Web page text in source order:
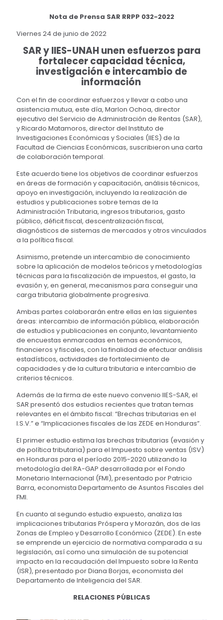
Nota de Prensa SAR RRPP 032-2022
Viernes 24 de junio de 2022
SAR y IIES-UNAH unen esfuerzos para
fortalecer capacidad técnica,
investigación e intercambio de
información
Con el fin de coordinar esfuerzos y llevar a cabo una
asistencia mutua, este día, Marlon Ochoa, director
ejecutivo del Servicio de Administración de Rentas (SAR),
y Ricardo Matamoros, director del Instituto de
Investigaciones Económicas y Sociales (IIES) de la
Facultad de Ciencias Económicas, suscribieron una carta
de colaboración temporal.
Este acuerdo tiene los objetivos de coordinar esfuerzos
en áreas de formación y capacitación, análisis técnicos,
apoyo en investigación, incluyendo la realización de
estudios y publicaciones sobre temas de la
Administración Tributaria, ingresos tributarios, gasto
público, déficit fiscal, descentralización fiscal,
diagnósticos de sistemas de mercados y otros vinculados
a la política fiscal.
Asimismo, pretende un intercambio de conocimiento
sobre la aplicación de modelos teóricos y metodologías
técnicas para la fiscalización de impuestos, el gasto, la
evasión y, en general, mecanismos para conseguir una
carga tributaria globalmente progresiva.
Ambas partes colaborarán entre ellas en las siguientes
áreas: intercambio de información pública, elaboración
de estudios y publicaciones en conjunto, levantamiento
de encuestas enmarcadas en temas económicos,
financieros y fiscales, con la finalidad de efectuar análisis
estadísticos, actividades de fortalecimiento de
capacidades y de la cultura tributaria e intercambio de
criterios técnicos.
Además de la firma de este nuevo convenio IIES-SAR, el
SAR presentó dos estudios recientes que tratan temas
relevantes en el ámbito fiscal: “Brechas tributarias en el
I.S.V.” e “Implicaciones fiscales de las ZEDE en Honduras”.
El primer estudio estima las brechas tributarias (evasión y
de política tributaria) para el Impuesto sobre ventas (ISV)
en Honduras para el período 2015-2020 utilizando la
metodología del RA-GAP desarrollada por el Fondo
Monetario Internacional (FMI), presentado por Patricio
Barra, economista Departamento de Asuntos Fiscales del
FMI.
En cuanto al segundo estudio expuesto, analiza las
implicaciones tributarias Próspera y Morazán, dos de las
Zonas de Empleo y Desarrollo Económico (ZEDE). En este
se emprende un ejercicio de normativa comparada a su
legislación, así como una simulación de su potencial
impacto en la recaudación del Impuesto sobre la Renta
(ISR), presentado por Diana Borjas, economista del
Departamento de Inteligencia del SAR.
RELACIONES PÚBLICAS